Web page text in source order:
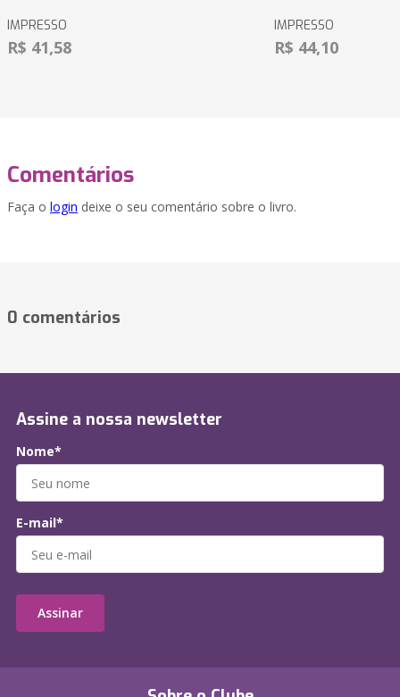
IMPRESSO
R$ 41,58
IMPRESSO
R$ 44,10
Comentários
Faça o login deixe o seu comentário sobre o livro.
0 comentários
Assine a nossa newsletter
Nome*
E-mail*
Assinar